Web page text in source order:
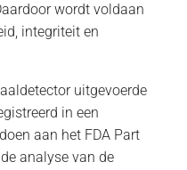
wordt voldaan
integriteit en
uitgevoerde
in een
aan het FDA Part
analyse van de